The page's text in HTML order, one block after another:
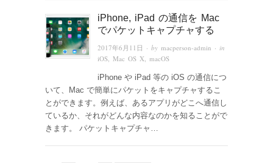
iPhone, iPad の通信を Mac
でパケットキャプチャする
2017年6月11日 · by macperson-admin · in
iOS ,Mac OS X macOS
iPhone や iPad 等の iOS の通信につ
いて、Mac で簡単にパケットをキャプチャするこ
とができます。例えば、あるアプリがどこへ通信し
ているか、それがどんな内容なのかを知ることがで
きます。 パケットキャプチャ…